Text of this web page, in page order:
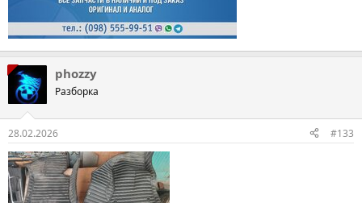
phozzy
Разборка
28.02.2026 #133